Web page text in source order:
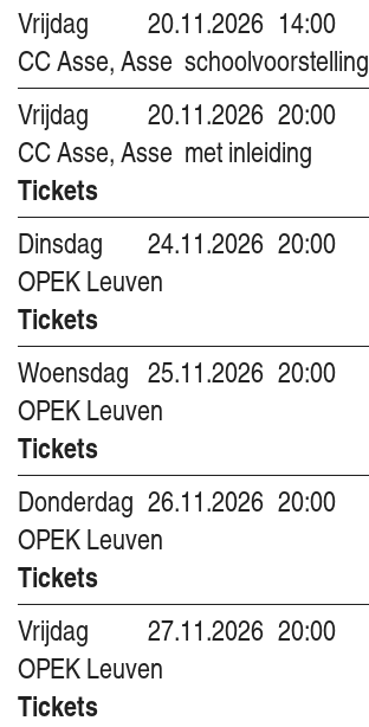
Vrijdag
20.11.2026 14:00
CC Asse, Asse schoolvoorstelling
Vrijdag
20.11.2026 20:00
CC Asse, Asse met inleiding
Tickets
Dinsdag
24.11.2026 20:00
OPEK Leuven
Tickets
Woensdag 25.11.2026 20:00
OPEK Leuven
Tickets
Donderdag 26.11.2026 20:00
OPEK Leuven
Tickets
Vrijdag
27.11.2026 20:00
OPEK Leuven
Tickets